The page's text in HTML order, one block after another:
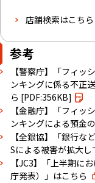
店舗検索はこちら
参考
【警察庁】「フィッ
ンキングに係る不正
ら [PDF:356KB]
【金融庁】「フィッ
ンキングによる預金
【全銀協】「銀行な
Sによる被害が拡大
【JC3】「上半期に
庁発表）」はこちら